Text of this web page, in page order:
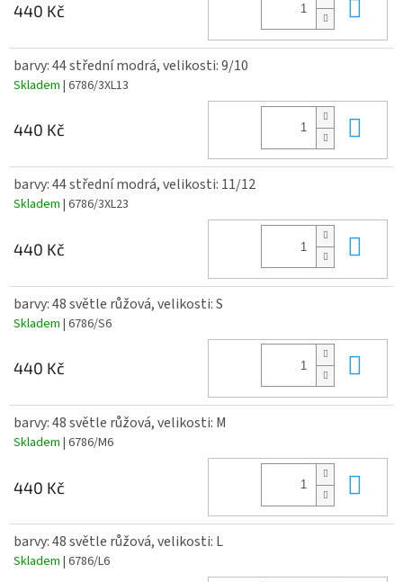
440 Kč
barvy: 44 střední modrá, velikosti: 9/10
Skladem | 6786/3XL13
440 Kč
barvy: 44 střední modrá, velikosti: 11/12
Skladem | 6786/3XL23
440 Kč
barvy: 48 světle růžová, velikosti: S
Skladem | 6786/S6
440 Kč
barvy: 48 světle růžová, velikosti: M
Skladem | 6786/M6
440 Kč
barvy: 48 světle růžová, velikosti: L
Skladem | 6786/L6